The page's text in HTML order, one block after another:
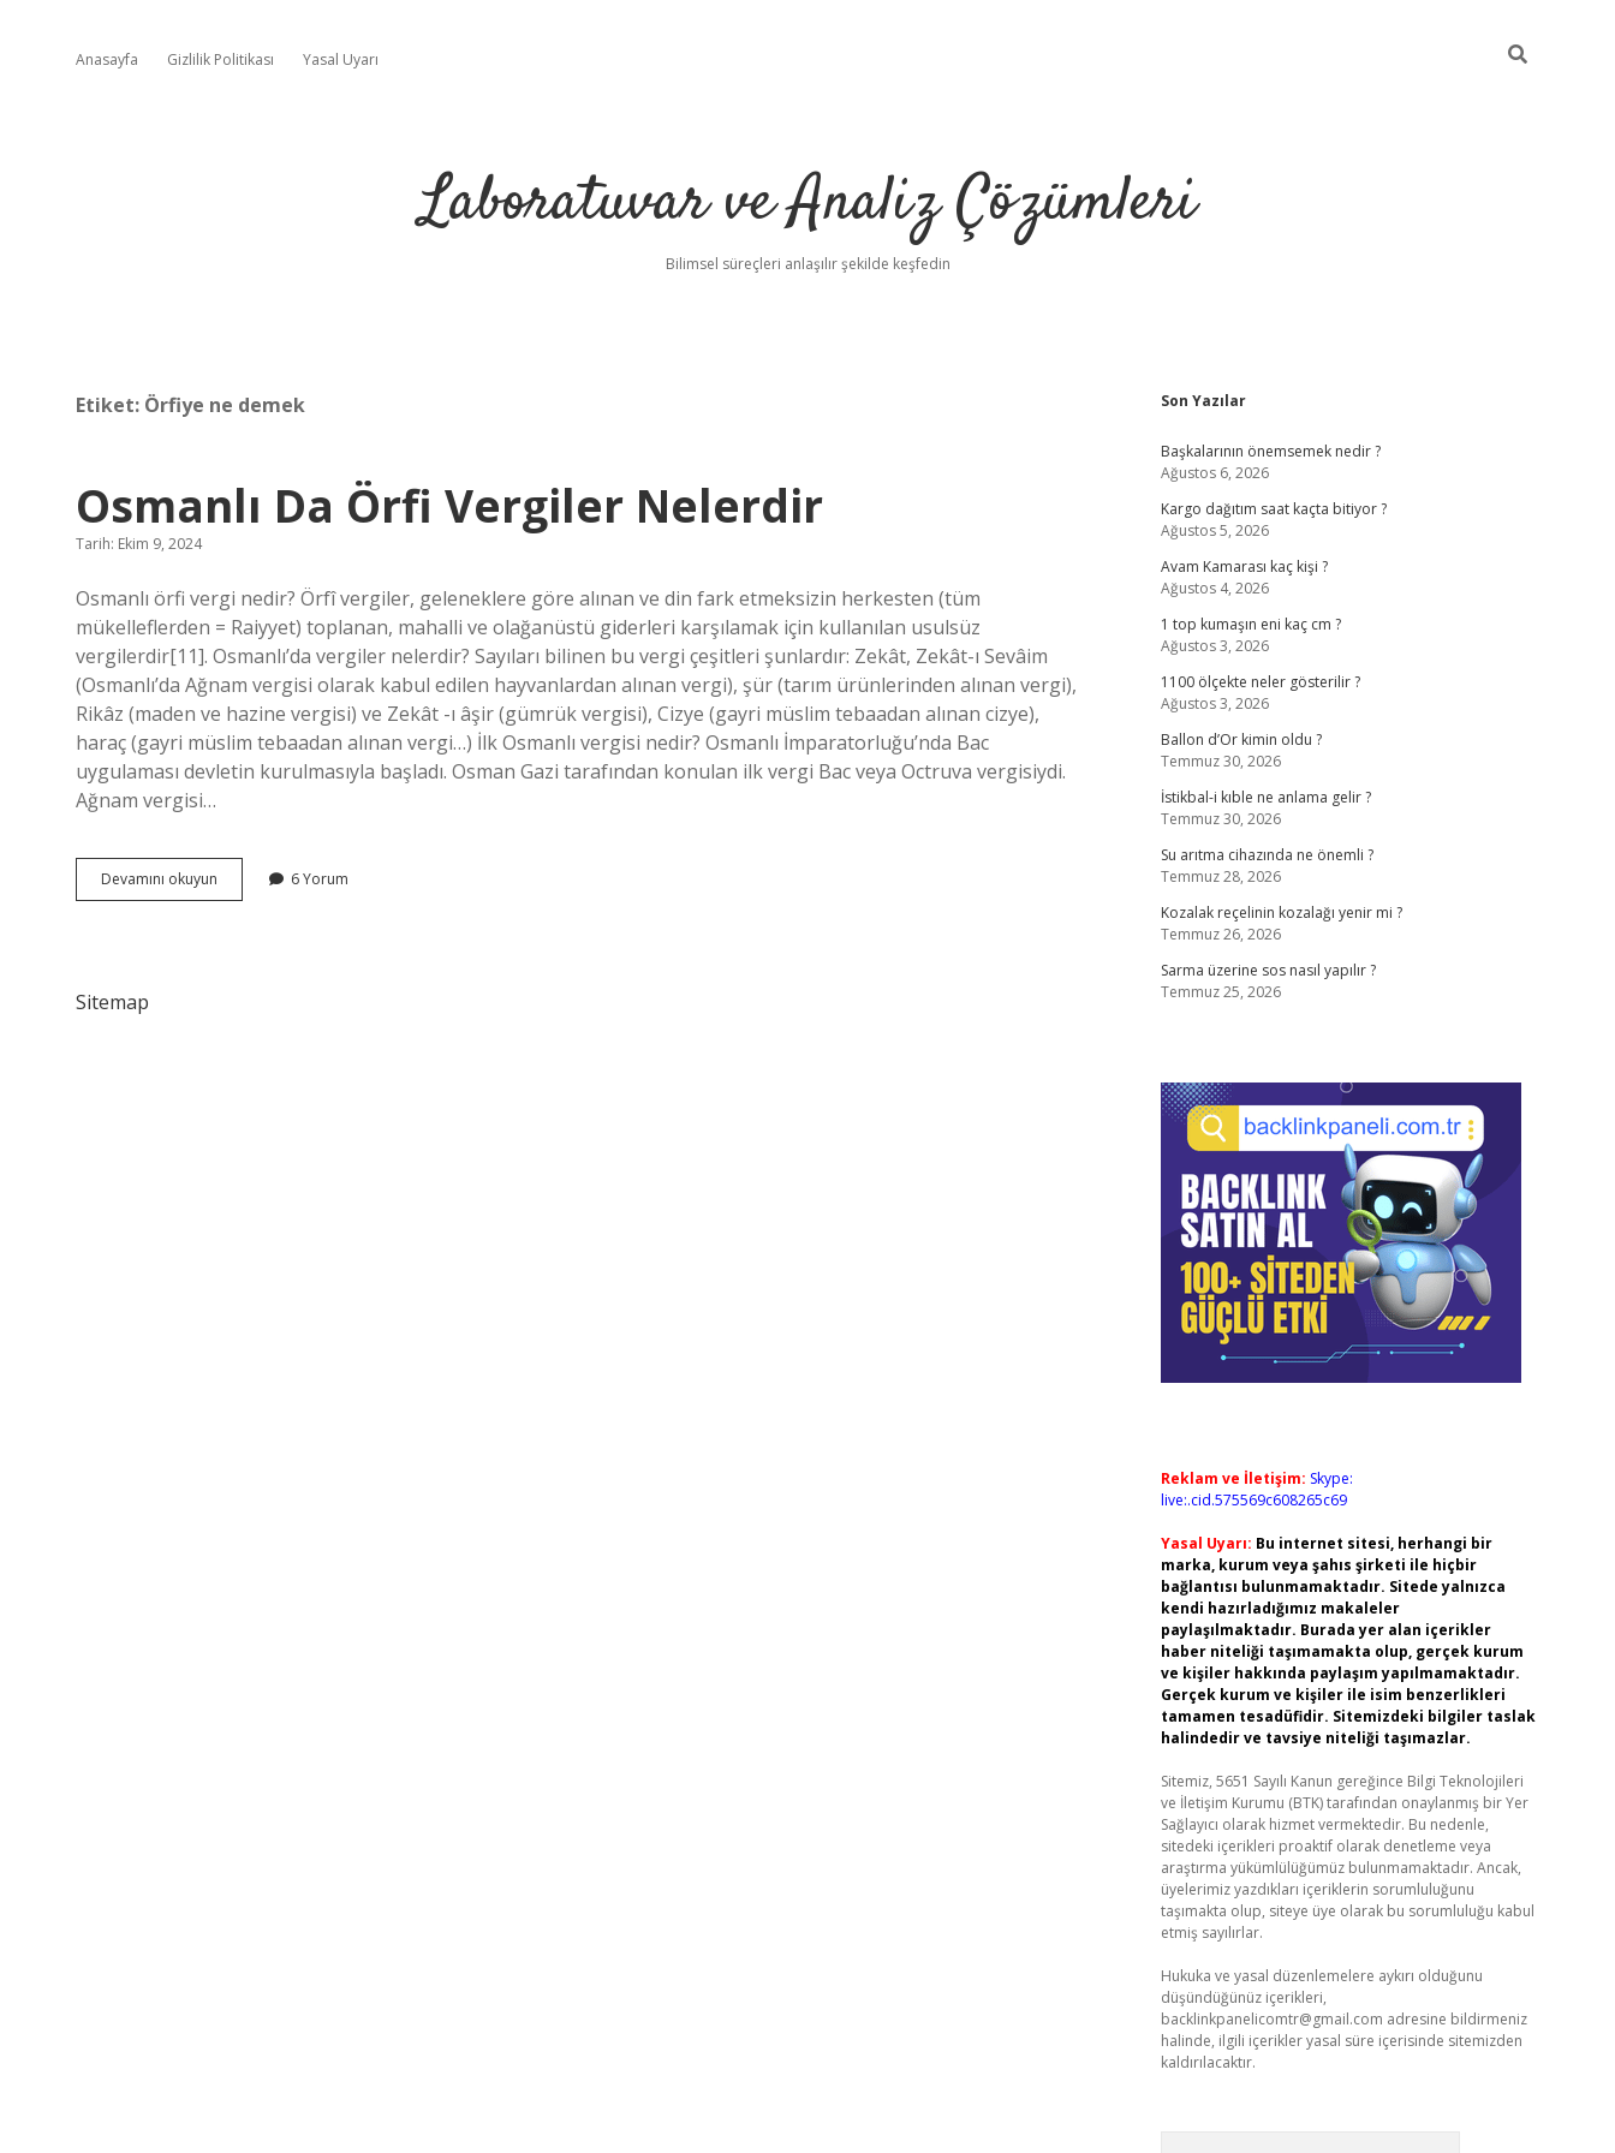
Anasayfa Gizlilik Politikası Yasal Uyarı
Laboratuvar ve Analiz Çözümleri
Bilimsel süreçleri anlaşılır şekilde keşfedin
Etiket: Örfiye ne demek
Osmanlı Da Örfi Vergiler Nelerdir
Tarih: Ekim 9, 2024
Osmanlı örfi vergi nedir? Örfî vergiler, geleneklere göre alınan ve din fark etmeksizin herkesten (tüm
mükelleflerden = Raiyyet) toplanan, mahalli ve olağanüstü giderleri karşılamak için kullanılan usulsüz
vergilerdir[11]. Osmanlı’da vergiler nelerdir? Sayıları bilinen bu vergi çeşitleri şunlardır: Zekât, Zekât-ı Sevâim
(Osmanlı’da Ağnam vergisi olarak kabul edilen hayvanlardan alınan vergi), şür (tarım ürünlerinden alınan vergi),
Rikâz (maden ve hazine vergisi) ve Zekât -ı âşir (gümrük vergisi), Cizye (gayri müslim tebaadan alınan cizye),
haraç (gayri müslim tebaadan alınan vergi…) İlk Osmanlı vergisi nedir? Osmanlı İmparatorluğu’nda Bac
uygulaması devletin kurulmasıyla başladı. Osman Gazi tarafından konulan ilk vergi Bac veya Octruva vergisiydi.
Ağnam vergisi…
Devamını okuyun Osmanlı
Da
6 Yorum
Sitemap
Sidebar
Son Yazılar
Başkalarının önemsemek nedir ?
Ağustos 6, 2026
Kargo dağıtım saat kaçta bitiyor ?
Ağustos 5, 2026
Avam Kamarası kaç kişi ?
Ağustos 4, 2026
1 top kumaşın eni kaç cm ?
Ağustos 3, 2026
1100 ölçekte neler gösterilir ?
Ağustos 3, 2026
Ballon d’Or kimin oldu ?
Temmuz 30, 2026
İstikbal-i kıble ne anlama gelir ?
Temmuz 30, 2026
Su arıtma cihazında ne önemli ?
Temmuz 28, 2026
Kozalak reçelinin kozalağı yenir mi ?
Temmuz 26, 2026
Sarma üzerine sos nasıl yapılır ?
Temmuz 25, 2026
Reklam ve İletişim: Skype:
live:.cid.575569c608265c69
Yasal Uyarı: Bu internet sitesi, herhangi bir
marka, kurum veya şahıs şirketi ile hiçbir
bağlantısı bulunmamaktadır. Sitede yalnızca
kendi hazırladığımız makaleler
paylaşılmaktadır. Burada yer alan içerikler
haber niteliği taşımamakta olup, gerçek kurum
ve kişiler hakkında paylaşım yapılmamaktadır.
Gerçek kurum ve kişiler ile isim benzerlikleri
tamamen tesadüfidir. Sitemizdeki bilgiler taslak
halindedir ve tavsiye niteliği taşımazlar.
Sitemiz, 5651 Sayılı Kanun gereğince Bilgi Teknolojileri
ve İletişim Kurumu (BTK) tarafından onaylanmış bir Yer
Sağlayıcı olarak hizmet vermektedir. Bu nedenle,
sitedeki içerikleri proaktif olarak denetleme veya
araştırma yükümlülüğümüz bulunmamaktadır. Ancak,
üyelerimiz yazdıkları içeriklerin sorumluluğunu
taşımakta olup, siteye üye olarak bu sorumluluğu kabul
etmiş sayılırlar.
Hukuka ve yasal düzenlemelere aykırı olduğunu
düşündüğünüz içerikleri,
backlinkpanelicomtr@gmail.com adresine bildirmeniz
halinde, ilgili içerikler yasal süre içerisinde sitemizden
kaldırılacaktır.